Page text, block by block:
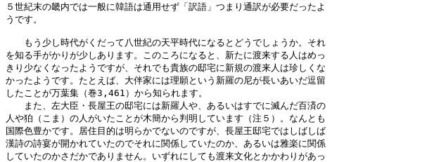
５世紀末の畿内では一般に韓語は通用せず「訳語」つまり通訳が必要だったよ
うです。
もう少し時代がくだって八世紀の天平時代になるとどうでしょうか。それ
を知る手がかりが少しあります。このころになると、新たに渡来する人はめっ
きり少なくなったようですが、それでも貴族の邸宅に新規の渡来人は珍しくな
かったようです。たとえば、大伴家には理願という新羅の尼が長いあいだ逗留
したことが万葉集（巻3,461）から知られます。
また、左大臣・長屋王の邸宅には新羅人や、あるいはすでに滅んだ百済の
人や狛（こま）の人がいたことが木簡から判明しています（注５）。なんとも
国際色豊かです。居住目的は明らかでないのですが、長屋王邸宅ではしばしば
漢詩の詩宴が開かれていたのでそれに関係していたのか、あるいは雅楽に関係
していたのかさだかでありません。いずれにしても渡来文化とかかわりがあっ